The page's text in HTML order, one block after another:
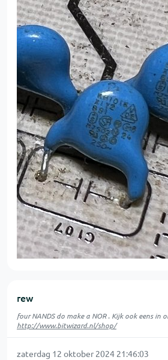
rew
four NANDS do make a NOR . Kijk ook eens in
http://www.bitwizard.nl/shop/
zaterdag 12 oktober 2024 21:46:03